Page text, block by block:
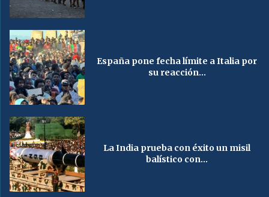
España pone fecha límite a Italia por
su reacción...
La India prueba con éxito un misil
balístico con...